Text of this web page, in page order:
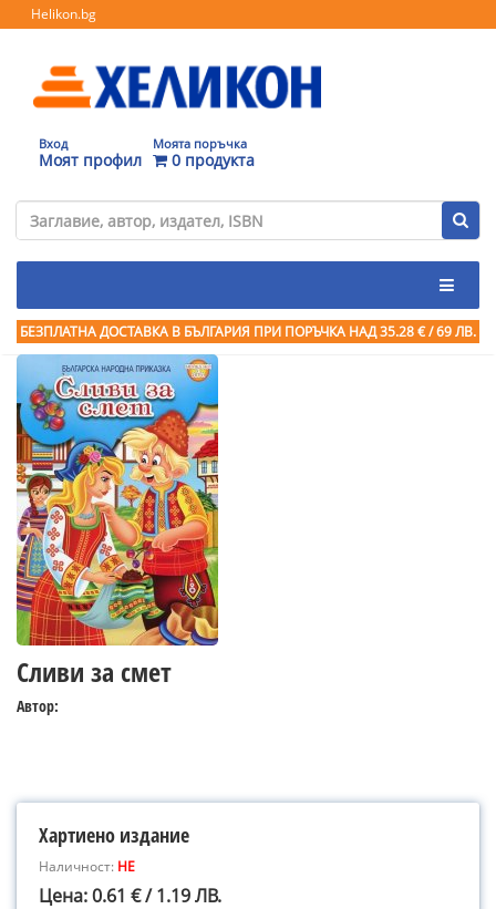
Helikon.bg
Вход
Моят профил
Моята поръчка
0 продукта
БЕЗПЛАТНА ДОСТАВКА В БЪЛГАРИЯ ПРИ ПОРЪЧКА НАД 35.28 € / 69 ЛВ.
Сливи за смет
Автор:
Хартиено издание
Наличност: НЕ
Цена: 0.61 € / 1.19 ЛВ.